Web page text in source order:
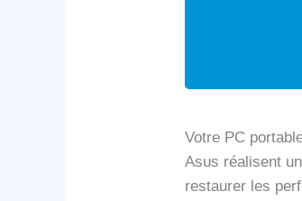
Votre PC
Asus réalisent
restaurer les